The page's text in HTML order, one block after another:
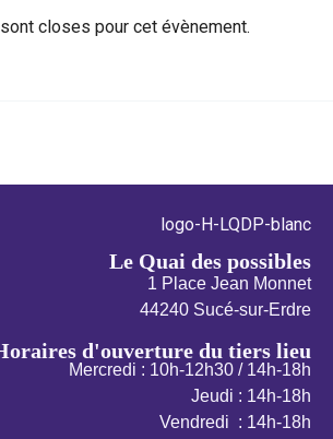
closes pour cet évènement.
Le Quai des possibles
1 Place Jean Monnet
44240 Sucé-sur-Erdre
d'ouverture du tiers lieu
Mercredi : 10h-12h30 / 14h-18h
Jeudi : 14h-18h
Vendredi : 14h-18h